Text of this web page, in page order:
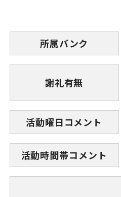
所属バンク
謝礼有無
活動曜日コメント
活動時間帯コメント